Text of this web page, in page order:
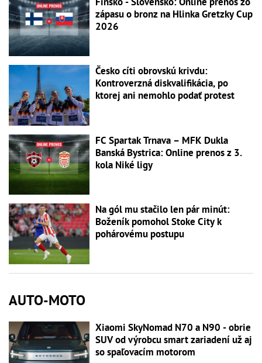
zápasu o bronz na Hlinka Gretzky Cup
2026
Česko cíti obrovskú krivdu:
Kontroverzná diskvalifikácia, po
ktorej ani nemohlo podať protest
FC Spartak Trnava – MFK Dukla
Banská Bystrica: Online prenos z 3.
kola Niké ligy
Na gól mu stačilo len pár minút:
Boženík pomohol Stoke City k
pohárovému postupu
AUTO-MOTO
Xiaomi SkyNomad N70 a N90 - obrie
SUV od výrobcu smart zariadení už aj
so spaľovacím motorom